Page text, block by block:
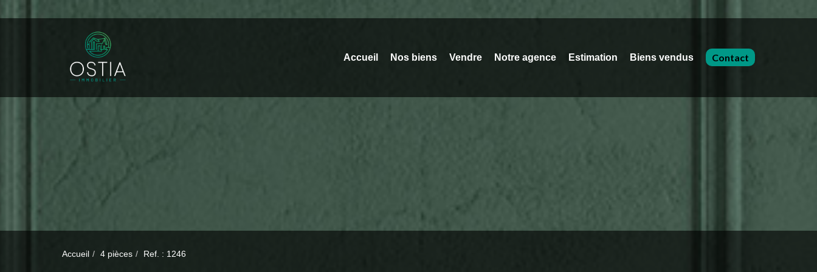
Accueil Nos biens Vendre Notre agence Estimation Biens vendus Contact
Accueil 4 pièces Ref. : 1246